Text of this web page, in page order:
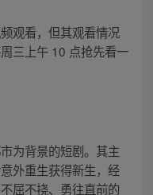
观看，但其观看情况
三上午 10 点抢先看一
为背景的短剧。其主
外重生获得新生，经
屈不挠、勇往直前的